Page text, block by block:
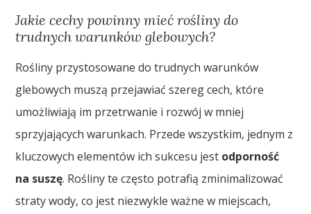
Jakie cechy powinny mieć rośliny do
trudnych warunków glebowych?
Rośliny przystosowane do trudnych warunków
glebowych muszą przejawiać szereg cech, które
umożliwiają im przetrwanie i rozwój w mniej
sprzyjających warunkach. Przede wszystkim, jednym z
kluczowych elementów ich sukcesu jest odporność
na suszę. Rośliny te często potrafią zminimalizować
straty wody, co jest niezwykle ważne w miejscach,